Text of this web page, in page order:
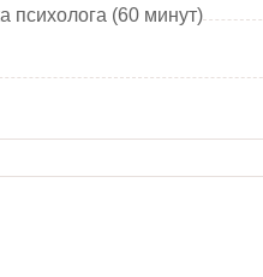
психолога (60 минут)